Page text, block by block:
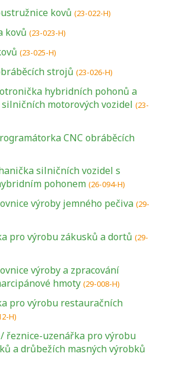
kovů (23-022-H)
kovů (23-023-H)
(23-025-H)
strojů (23-026-H)
hybridních pohonů a
motorových vozidel (23-
CNC obráběcích
silničních vozidel s
pohonem (26-094-H)
výroby jemného pečiva (29-
pro výrobu zákusků a dortů (29-
výroby a zpracování
hmoty (29-008-H)
pro výrobu restauračních
H)
řeznice-uzenářka pro výrobu
a drůbežích masných výrobků